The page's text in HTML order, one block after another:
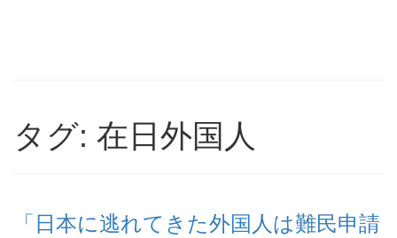
タグ: 在日外国人
「日本に逃れてきた外国人は難民申請